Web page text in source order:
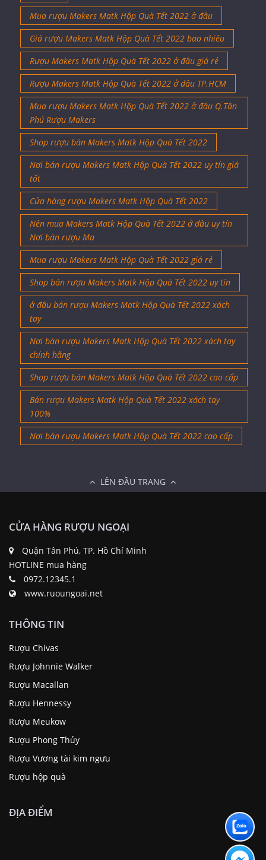
Mua rượu Makers Matk Hộp Quà Tết 2022 ở đâu
Giá rượu Makers Matk Hộp Quà Tết 2022 bao nhiêu
Rượu Makers Matk Hộp Quà Tết 2022 ở đâu giá rẻ
Rượu Makers Matk Hộp Quà Tết 2022 ở đâu TP.HCM
Mua rượu Makers Matk Hộp Quà Tết 2022 ở đâu Q.Tân
Phú Rượu Makers
Shop rượu bán Makers Matk Hộp Quà Tết 2022
Nơi bán rượu Makers Matk Hộp Quà Tết 2022 uy tín giá
tốt
Cửa hàng rượu Makers Matk Hộp Quà Tết 2022
Nên mua Makers Matk Hộp Quà Tết 2022 ở đâu uy tín
Nơi bán rượu Ma
Mua rượu Makers Matk Hộp Quà Tết 2022 giá rẻ
Shop bán rượu Makers Matk Hộp Quà Tết 2022 uy tín
ở đâu bán rượu Makers Matk Hộp Quà Tết 2022 xách
tay
Nơi bán rượu Makers Matk Hộp Quà Tết 2022 xách tay
chính hãng
Shop rượu bán Makers Matk Hộp Quà Tết 2022 cao cấp
Bán rượu Makers Matk Hộp Quà Tết 2022 xách tay
100%
Nơi bán rượu Makers Matk Hộp Quà Tết 2022 cao cấp
LÊN ĐẦU TRANG
CỬA HÀNG RƯỢU NGOẠI
Quận Tân Phú, TP. Hồ Chí Minh
HOTLINE mua hàng
0972.12345.1
www.ruoungoai.net
THÔNG TIN
Rượu Chivas
Rượu Johnnie Walker
Rượu Macallan
Rượu Hennessy
Rượu Meukow
Rượu Phong Thủy
Rượu Vương tài kim ngưu
Rượu hộp quà
ĐỊA ĐIỂM